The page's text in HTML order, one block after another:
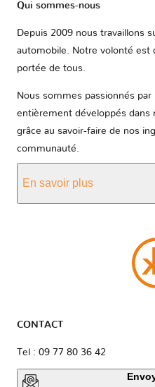
Qui sommes-nous
Depuis 2009 nous travaillons
automobile. Notre volonté est
portée de tous.
Nous sommes passionnés
entièrement développés dans
grâce au savoir-faire de nos
communauté.
En savoir plus
CONTACT
Tel : 09 77 80 36 42